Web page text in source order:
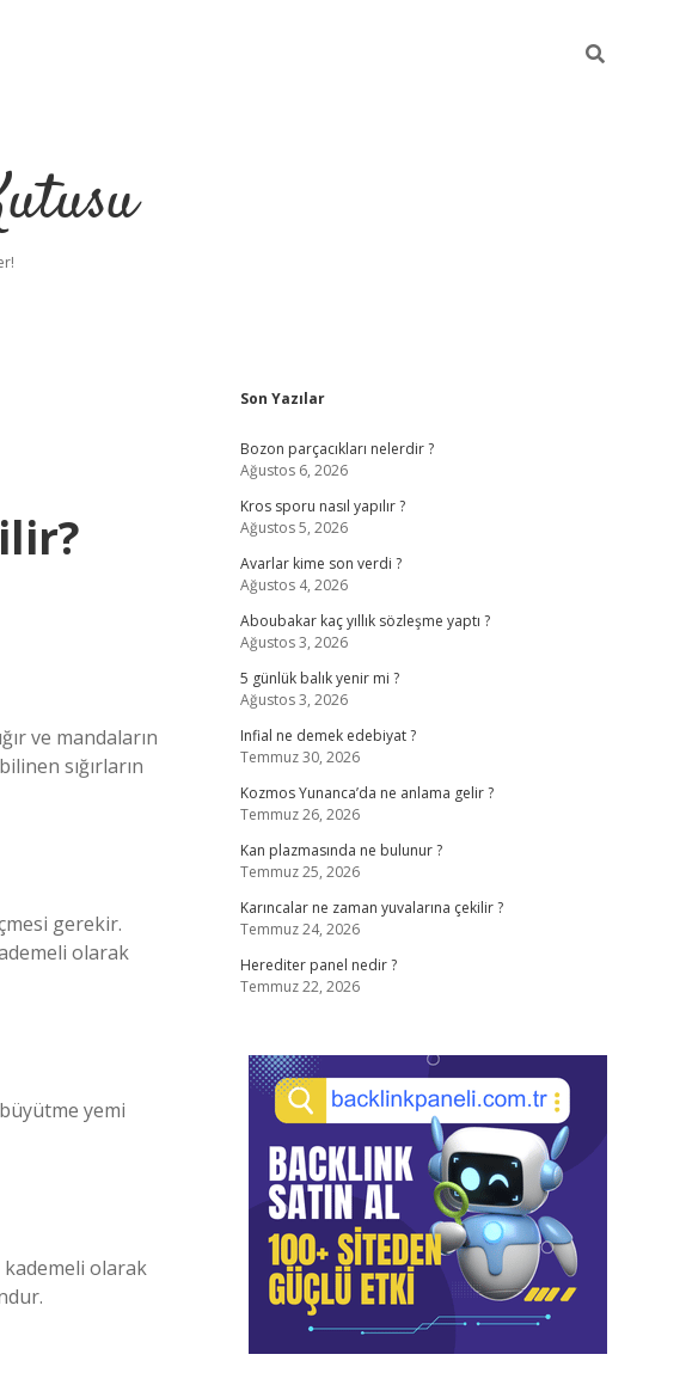
ve mandaların
sığırların
gerekir.
olarak
yemi
kademeli olarak
Sidebar
Son Yazılar
Bozon parçacıkları nelerdir ?
Ağustos 6, 2026
Kros sporu nasıl yapılır ?
Ağustos 5, 2026
Avarlar kime son verdi ?
Ağustos 4, 2026
Aboubakar kaç yıllık sözleşme yaptı ?
Ağustos 3, 2026
5 günlük balık yenir mi ?
Ağustos 3, 2026
Infial ne demek edebiyat ?
Temmuz 30, 2026
Kozmos Yunanca’da ne anlama gelir ?
Temmuz 26, 2026
Kan plazmasında ne bulunur ?
Temmuz 25, 2026
Karıncalar ne zaman yuvalarına çekilir ?
Temmuz 24, 2026
Herediter panel nedir ?
Temmuz 22, 2026